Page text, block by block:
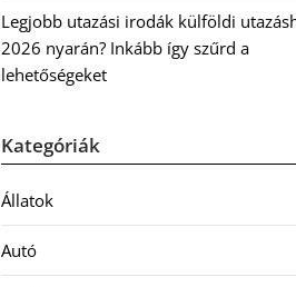
Legjobb utazási irodák külföldi
2026 nyarán? Inkább így szűrd a
lehetőségeket
Kategóriák
Állatok
Autó